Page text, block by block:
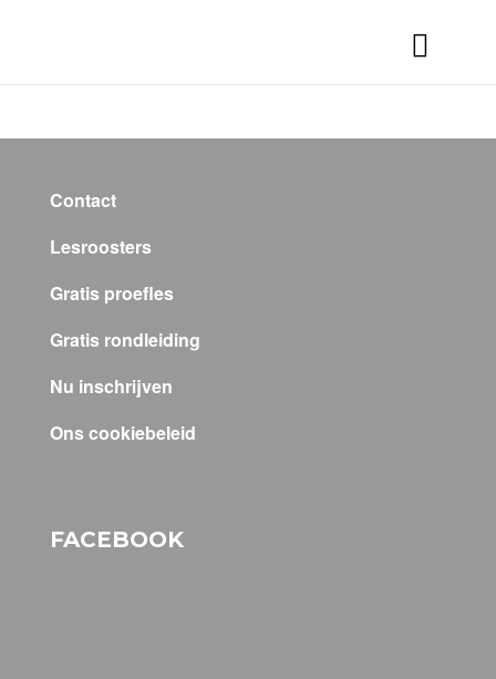
Contact
Lesroosters
Gratis proefles
Gratis rondleiding
Nu inschrijven
Ons cookiebeleid
FACEBOOK